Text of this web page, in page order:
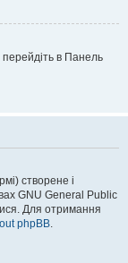
в Панель
створене і
GNU General Public
Для отримання
phpBB.